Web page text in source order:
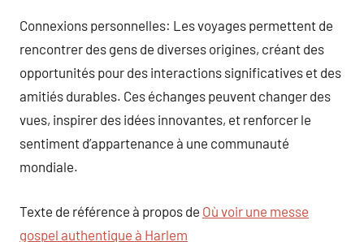
Connexions personnelles: Les voyages permettent de
rencontrer des gens de diverses origines, créant des
opportunités pour des interactions significatives et des
amitiés durables. Ces échanges peuvent changer des
vues, inspirer des idées innovantes, et renforcer le
sentiment d’appartenance à une communauté
mondiale.
Texte de référence à propos de Où voir une messe
gospel authentique à Harlem